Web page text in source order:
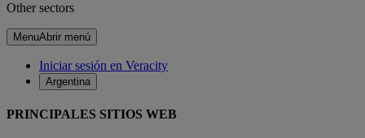
Other sectors
MenuAbrir menú
Iniciar sesión en Veracity
Argentina
PRINCIPALES SITIOS WEB